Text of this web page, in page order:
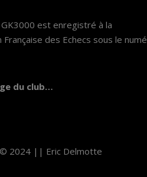
est enregistré à la
Française des Echecs sous le
du club…
© 2024 || Eric Delmotte